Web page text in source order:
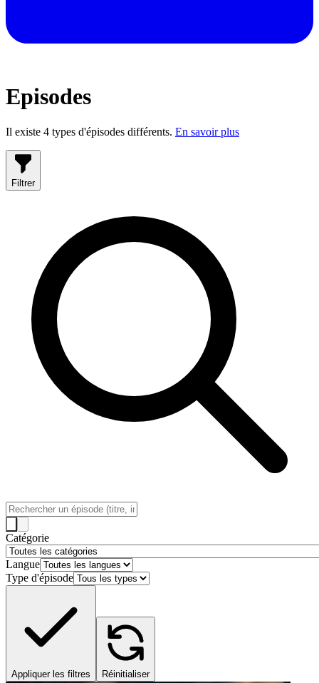
Episodes
Il existe 4 types d'épisodes différents. En savoir plus
Filtrer
Catégorie
Langue
Type d'épisode
Appliquer les filtres Réinitialiser